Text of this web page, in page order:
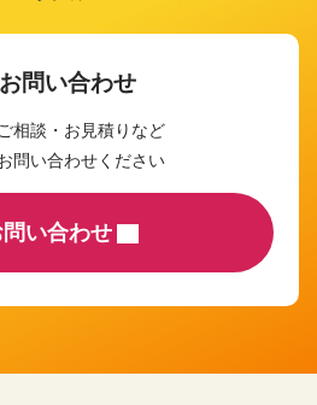
お問い合わせ
相談・お見積りなど
問い合わせください
問い合わせ